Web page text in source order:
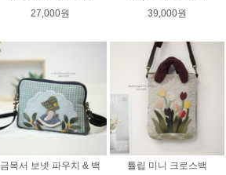
27,000원
39,000원
금목서 보넷 파우치 & 백
튤립 미니 크로스백